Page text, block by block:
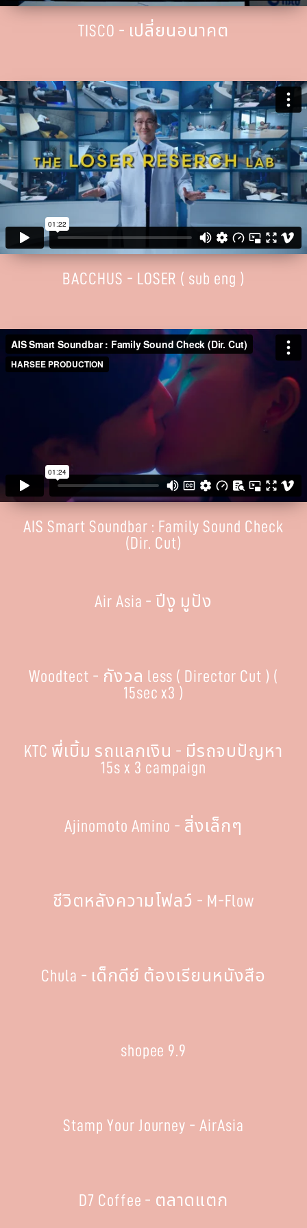
TISCO - เปลี่ยนอนาคต
BACCHUS - LOSER ( sub eng )
AIS Smart Soundbar : Family Sound Check
(Dir. Cut)
Air Asia - ปีงู มูปัง
Woodtect - กังวล less ( Director Cut ) (
15sec x3 )
KTC พี่เบิ้ม รถแลกเงิน - มีรถจบปัญหา
15s x 3 campaign
Ajinomoto Amino - สิ่งเล็กๆ
ชีวิตหลังความโฟลว์ - M-Flow
Chula - เด็กดีย์ ต้องเรียนหนังสือ
shopee 9.9
Stamp Your Journey - AirAsia
D7 Coffee - ตลาดแตก